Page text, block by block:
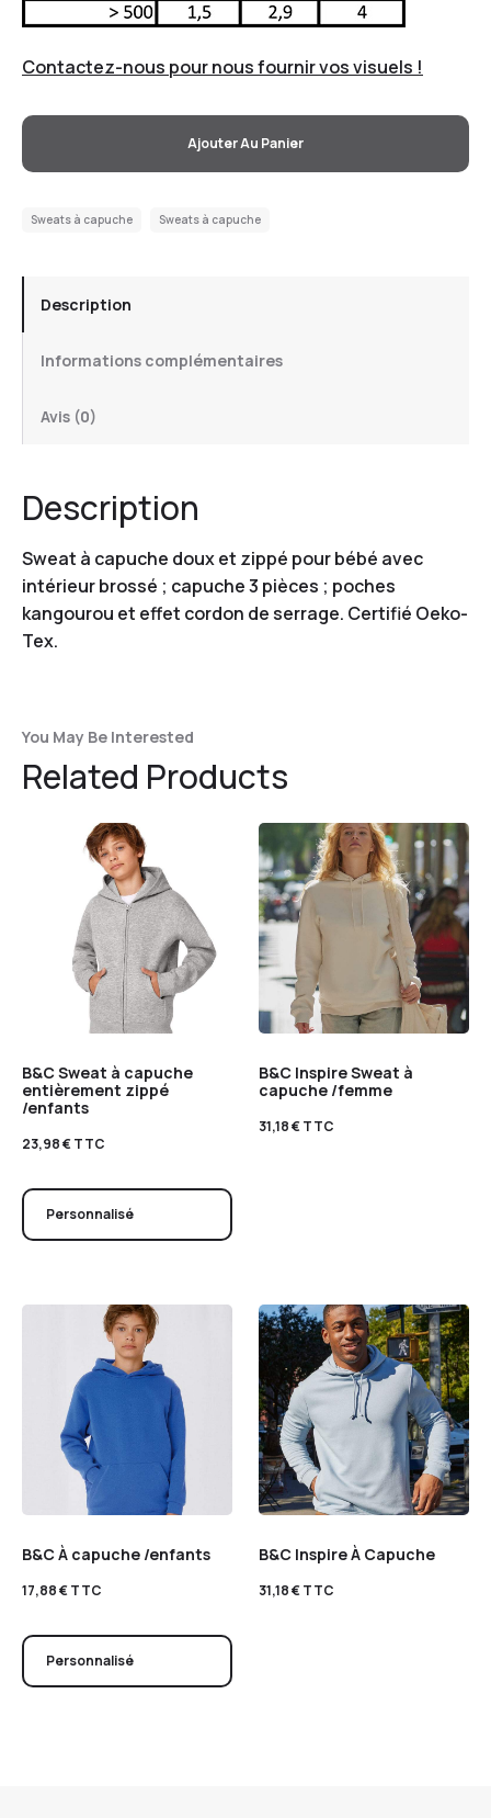
Contactez-nous pour nous fournir vos visuels !
Ajouter Au Panier
Sweats à capuche Sweats à capuche
Description
Informations complémentaires
Avis (0)
Description
Sweat à capuche doux et zippé pour bébé avec
intérieur brossé ; capuche 3 pièces ; poches
kangourou et effet cordon de serrage. Certifié Oeko-
Tex.
You May Be Interested
Related Products
B&C Sweat à capuche
entièrement zippé
/enfants
23,98€TTC
Personnalisé
B&C Inspire Sweat à
capuche /femme
31,18€TTC
B&C À capuche /enfants
17,88€TTC
Personnalisé
B&C Inspire À Capuche
31,18€TTC